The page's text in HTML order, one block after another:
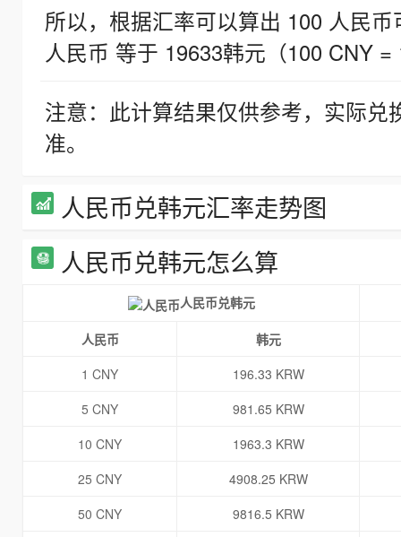
所以，根据汇率可以算出 100 人民
人民币 等于 19633韩元（100 CNY =
注意：此计算结果仅供参考，实际
准。
人民币兑韩元汇率走势图
人民币兑韩元怎么算
人民币兑韩元
人民币
韩元
1 CNY
196.33 KRW
5 CNY
981.65 KRW
10 CNY
1963.3 KRW
25 CNY
4908.25 KRW
50 CNY
9816.5 KRW